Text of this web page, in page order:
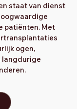
staat van dienst
patiënten. Met
ogen,
langdurige